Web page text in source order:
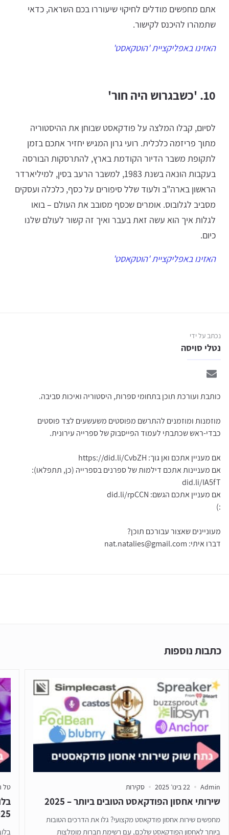
אתם מחפשים מודלים לחיקוי שיעוררו בכם השראה, כדאי
שתמהרו להיכנס לקישור.
האזינו באפליקציית 'הוטקאסט'
10. 'כשבגרוש היה חור'
לסיום, קבלו המלצה על פודקאסט שבוחן את ההיסטוריה
מתוך פריזמה כלכלית. רועי גרון המגיש יחזיר אתכם בזמן
לתקופת משבר הדיור הקודמת בארץ, להתרסקות הבורסה
בעקבות הונאה בשנת 1983, למשבר הרעב בסין, למיליארדר
הראשון בארה"ב ולעוד שלל סיפורים על כסף, כלכלה ועסקים
מסביב לגלובוס. אומרים שכסף מסובב את העולם – בואו
לגלות איך הוא עשה זאת בעבר ואיך זה קשור לעולם שלנו
כיום.
האזינו באפליקציית 'הוטקאסט'
נכתב על ידי
נטלי סויסה
כותבת ועורכת תוכן בתחומי ספרות, היסטוריה ואיכות סביבה.
מוזמנות ומוזמנים להתרשם מפוסטים משעשעים לצד פוסטים
כבדי-ראש שכתבתי לעמוד הפייסבוק של ספרייה עירונית.
אם מעניין אתכם ואן גוך: https://did.li/CvbZH
אם מעניינות אתכם דילמות של ספרנים בספרייה (כן, תתפלאו):
did.li/IA5fT
אם מעניין אתכם הגשם: did.li/rpCCN
:)
מעוניינים שאצור עבורכם תוכן?
דברו איתי: nat.natalies@gmail.com
כתבות נוספות
Admin 22 בינו׳ 2025 סקירות
שירותי אחסון הפודקאסט הטובים ביותר – 2025
מחפשים שירות אחסון פודקאסט מקצועי? גלו את הדרכים הטובות
ביותר לאחסון הפודקאסט שלכם, עם רשימת חברות מומלצות
טל